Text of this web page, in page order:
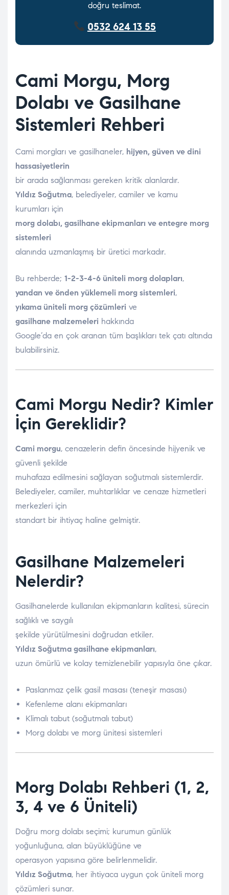
doğru teslimat.
0532 624 13 55
Cami Morgu, Morg
Dolabı ve Gasilhane
Sistemleri Rehberi
Cami morgları ve gasilhaneler, hijyen, güven ve dini
hassasiyetlerin
bir arada sağlanması gereken kritik alanlardır.
Yıldız Soğutma, belediyeler, camiler ve kamu
kurumları için
morg dolabı, gasilhane ekipmanları ve entegre morg
sistemleri
alanında uzmanlaşmış bir üretici markadır.
Bu rehberde; 1-2-3-4-6 üniteli morg dolapları,
yandan ve önden yüklemeli morg sistemleri,
yıkama üniteli morg çözümleri ve
gasilhane malzemeleri hakkında
Google’da en çok aranan tüm başlıkları tek çatı altında
bulabilirsiniz.
Cami Morgu Nedir? Kimler
İçin Gereklidir?
Cami morgu, cenazelerin defin öncesinde hijyenik ve
güvenli şekilde
muhafaza edilmesini sağlayan soğutmalı sistemlerdir.
Belediyeler, camiler, muhtarlıklar ve cenaze hizmetleri
merkezleri için
standart bir ihtiyaç haline gelmiştir.
Gasilhane Malzemeleri
Nelerdir?
Gasilhanelerde kullanılan ekipmanların kalitesi, sürecin
sağlıklı ve saygılı
şekilde yürütülmesini doğrudan etkiler.
Yıldız Soğutma gasilhane ekipmanları,
uzun ömürlü ve kolay temizlenebilir yapısıyla öne çıkar.
Paslanmaz çelik gasil masası (teneşir masası)
Kefenleme alanı ekipmanları
Klimalı tabut (soğutmalı tabut)
Morg dolabı ve morg ünitesi sistemleri
Morg Dolabı Rehberi (1, 2,
3, 4 ve 6 Üniteli)
Doğru morg dolabı seçimi; kurumun günlük
yoğunluğuna, alan büyüklüğüne ve
operasyon yapısına göre belirlenmelidir.
Yıldız Soğutma, her ihtiyaca uygun çok üniteli morg
çözümleri sunar.